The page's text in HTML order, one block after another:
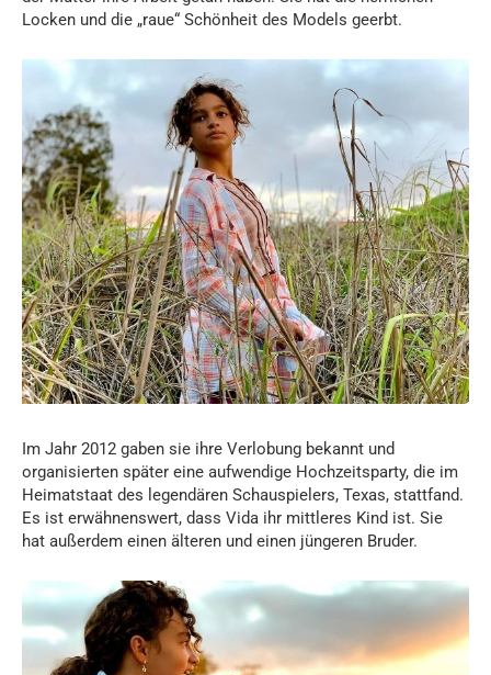
Locken und die „raue“ Schönheit des Models geerbt.
Im Jahr 2012 gaben sie ihre Verlobung bekannt und
organisierten später eine aufwendige Hochzeitsparty, die im
Heimatstaat des legendären Schauspielers, Texas, stattfand.
Es ist erwähnenswert, dass Vida ihr mittleres Kind ist. Sie
hat außerdem einen älteren und einen jüngeren Bruder.